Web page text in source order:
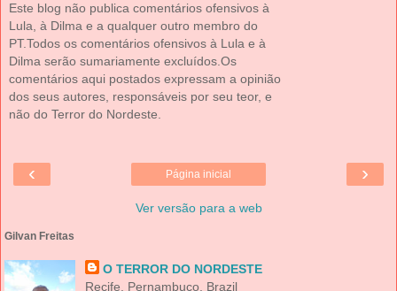
Este blog não publica comentários ofensivos à
Lula, à Dilma e a qualquer outro membro do
PT.Todos os comentários ofensivos à Lula e à
Dilma serão sumariamente excluídos.Os
comentários aqui postados expressam a opinião
dos seus autores, responsáveis por seu teor, e
não do Terror do Nordeste.
‹ ›
Página inicial
Ver versão para a web
Gilvan Freitas
O TERROR DO NORDESTE
Recife, Pernambuco, Brazil